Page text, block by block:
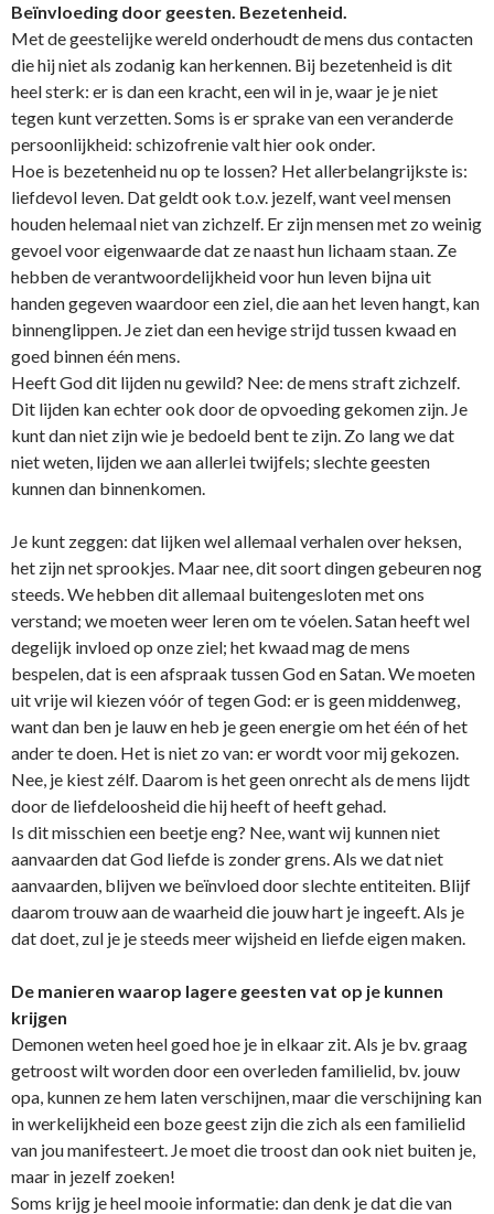
Beïnvloeding door geesten. Bezetenheid.
Met de geestelijke wereld o­nderhoudt de mens dus contacten
die hij niet als zodanig kan herkennen. Bij bezetenheid is dit
heel sterk: er is dan een kracht, een wil in je, waar je je niet
tegen kunt verzetten. Soms is er sprake van een veranderde
persoonlijkheid: schizofrenie valt hier ook o­nder.
Hoe is bezetenheid nu op te lossen? Het allerbelangrijkste is:
liefdevol leven. Dat geldt ook t.o.v. jezelf, want veel mensen
houden helemaal niet van zichzelf. Er zijn mensen met zo weinig
gevoel voor eigenwaarde dat ze naast hun lichaam staan. Ze
hebben de verantwoordelijkheid voor hun leven bijna uit
handen gegeven waardoor een ziel, die aan het leven hangt, kan
binnenglippen. Je ziet dan een hevige strijd tussen kwaad en
goed binnen één mens.
Heeft God dit lijden nu gewild? Nee: de mens straft zichzelf.
Dit lijden kan echter ook door de opvoeding gekomen zijn. Je
kunt dan niet zijn wie je bedoeld bent te zijn. Zo lang we dat
niet weten, lijden we aan allerlei twijfels; slechte geesten
kunnen dan binnenkomen.
Je kunt zeggen: dat lijken wel allemaal verhalen over heksen,
het zijn net sprookjes. Maar nee, dit soort dingen gebeuren nog
steeds. We hebben dit allemaal buitengesloten met o­ns
verstand; we moeten weer leren om te vóelen. Satan heeft wel
degelijk invloed op o­nze ziel; het kwaad mag de mens
bespelen, dat is een afspraak tussen God en Satan. We moeten
uit vrije wil kiezen vóór of tegen God: er is geen middenweg,
want dan ben je lauw en heb je geen energie om het één of het
ander te doen. Het is niet zo van: er wordt voor mij gekozen.
Nee, je kiest zélf. Daarom is het geen o­nrecht als de mens lijdt
door de liefdeloosheid die hij heeft of heeft gehad.
Is dit misschien een beetje eng? Nee, want wij kunnen niet
aanvaarden dat God liefde is zonder grens. Als we dat niet
aanvaarden, blijven we beïnvloed door slechte entiteiten. Blijf
daarom trouw aan de waarheid die jouw hart je ingeeft. Als je
dat doet, zul je je steeds meer wijsheid en liefde eigen maken.
De manieren waarop lagere geesten vat op je kunnen
krijgen
Demonen weten heel goed hoe je in elkaar zit. Als je bv. graag
getroost wilt worden door een overleden familielid, bv. jouw
opa, kunnen ze hem laten verschijnen, maar die verschijning kan
in werkelijkheid een boze geest zijn die zich als een familielid
van jou manifesteert. Je moet die troost dan ook niet buiten je,
maar in jezelf zoeken!
Soms krijg je heel mooie informatie: dan denk je dat die van